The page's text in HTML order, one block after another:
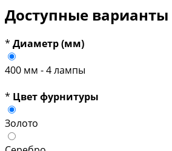
Доступные варианты
* Диаметр (мм)
400 мм - 4 лампы
* Цвет фурнитуры
Золото